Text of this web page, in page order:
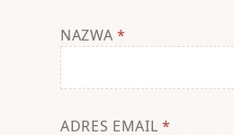
NAZWA*
ADRES EMAIL *